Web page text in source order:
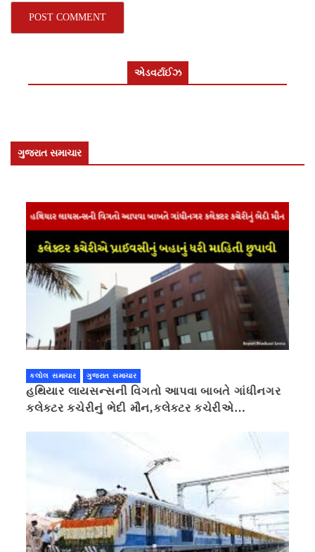
એડવર્ટાઈઝ
ગુજરાત સમાચાર
કલોલ સમાચાર ગુજરાત સમાચાર
હથિયાર લાયસન્સની વિગતો આપવા બાબતે ગાંધીનગર
કલેક્ટર કચેરીનું ભેદી મૌન,કલેક્ટર કચેરીએ